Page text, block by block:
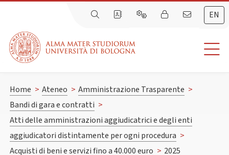
EN
Home > Ateneo > Amministrazione Trasparente >
Bandi di gara e contratti >
Atti delle amministrazioni aggiudicatrici e degli enti
aggiudicatori distintamente per ogni procedura >
Acquisti di beni e servizi fino a 40.000 euro > 2025